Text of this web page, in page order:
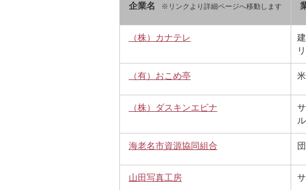
企業名 ※リンクより詳細ページへ移動します
（株）カナテレ
（有）おこめ亭
（株）ダスキンエビナ
海老名市資源協同組合
山田写真工房